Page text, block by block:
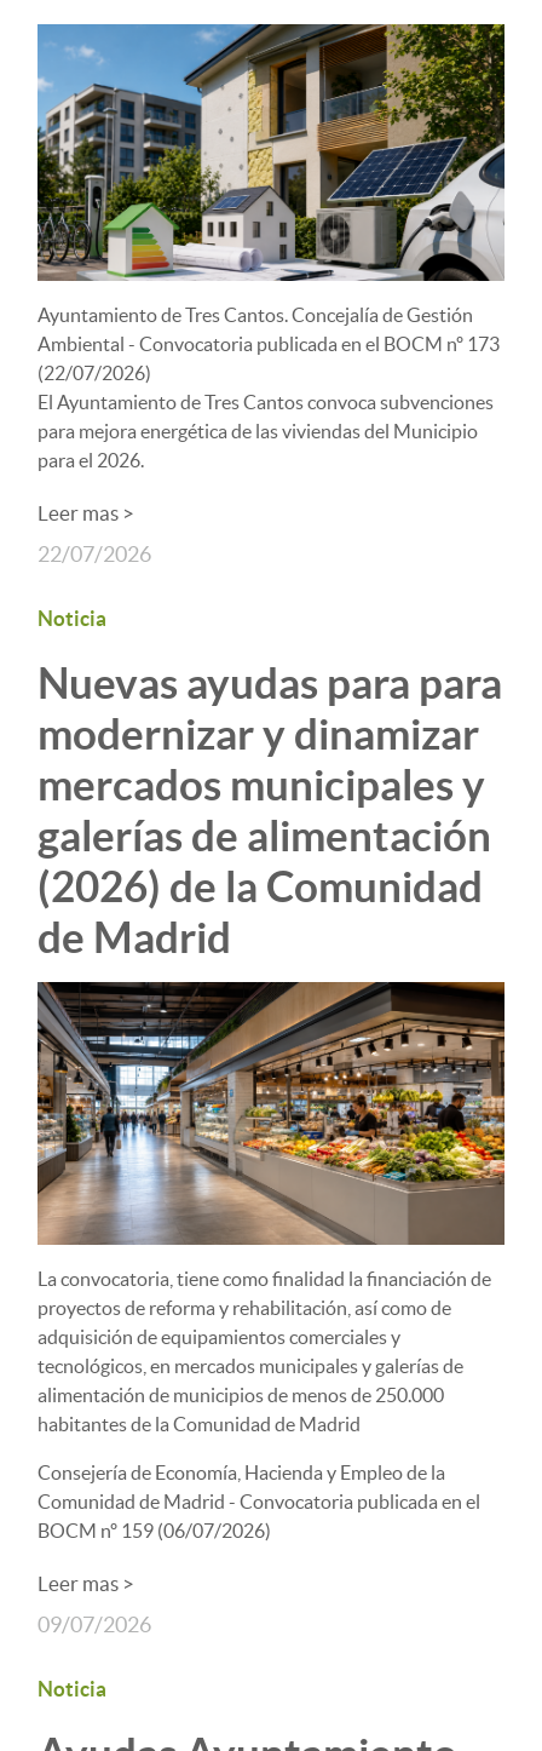
Ayuntamiento de Tres Cantos. Concejalía de Gestión
Ambiental - Convocatoria publicada en el BOCM nº 173
(22/07/2026)
El Ayuntamiento de Tres Cantos convoca subvenciones
para mejora energética de las viviendas del Municipio
para el 2026.
Leer mas >
22/07/2026
Noticia
Nuevas ayudas para para
modernizar y dinamizar
mercados municipales y
galerías de alimentación
(2026) de la Comunidad
de Madrid
La convocatoria, tiene como finalidad la financiación de
proyectos de reforma y rehabilitación, así como de
adquisición de equipamientos comerciales y
tecnológicos, en mercados municipales y galerías de
alimentación de municipios de menos de 250.000
habitantes de la Comunidad de Madrid
Consejería de Economía, Hacienda y Empleo de la
Comunidad de Madrid - Convocatoria publicada en el
BOCM nº 159 (06/07/2026)
Leer mas >
09/07/2026
Noticia